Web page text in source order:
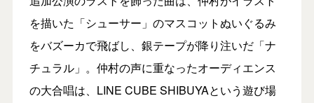
を描いた「シューサー」のマスコットぬいぐるみ
をバズーカで飛ばし、銀テープが降り注いだ「ナ
チュラル」。仲村の声に重なったオーディエンス
の大合唱は、LINE CUBE SHIBUYAという遊び場